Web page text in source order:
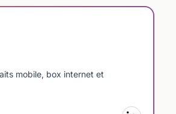
mobile, box internet et